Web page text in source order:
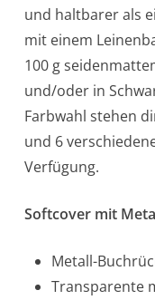
und haltbarer als
mit einem
100 g
und/oder in
Farbwahl stehen
und 6
Verfügung.
Softcover mit
Metall-
Transparente